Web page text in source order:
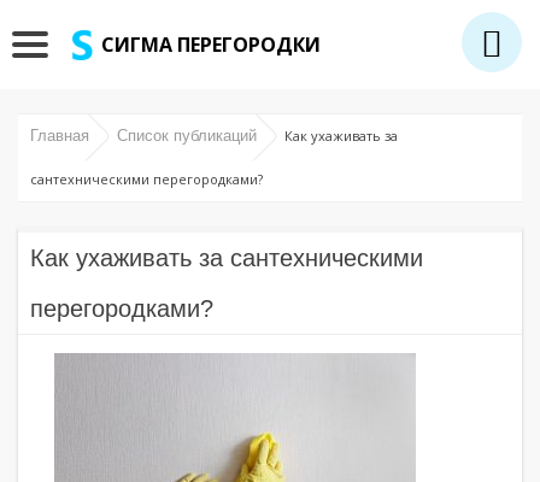
СИГМА ПЕРЕГОРОДКИ
Главная Список публикаций Как ухаживать за
сантехническими перегородками?
Как ухаживать за сантехническими
перегородками?